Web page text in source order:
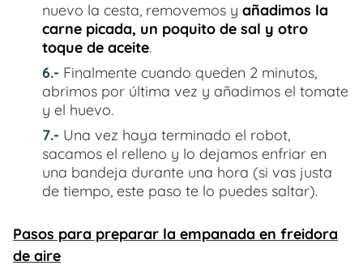
nuevo la cesta, removemos y añadimos la
carne picada, un poquito de sal y otro
toque de aceite.
6.- Finalmente cuando queden 2 minutos,
abrimos por última vez y añadimos el tomate
y el huevo.
7.- Una vez haya terminado el robot,
sacamos el relleno y lo dejamos enfriar en
una bandeja durante una hora (si vas justa
de tiempo, este paso te lo puedes saltar).
Pasos para preparar la empanada en freidora
de aire